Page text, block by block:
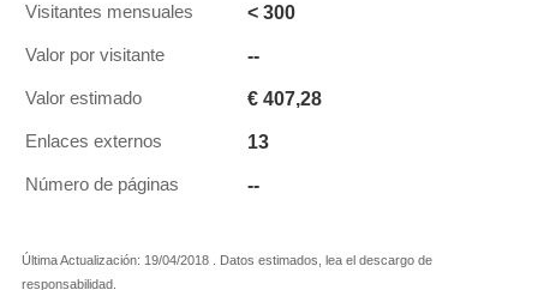
Visitantes mensuales < 300
Valor por visitante --
Valor estimado € 407,28
Enlaces externos 13
Número de páginas --
Última Actualización: 19/04/2018 . Datos estimados, lea el descargo de
responsabilidad.